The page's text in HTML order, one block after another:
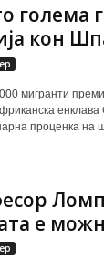
голема
кон
мигранти
проценка на
е